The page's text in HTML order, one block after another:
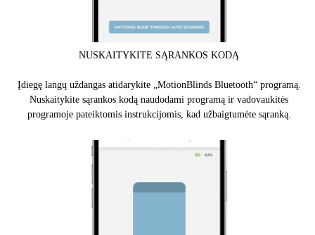
NUSKAITYKITE SĄRANKOS KODĄ
Įdiegę langų uždangas atidarykite „MotionBlinds Bluetooth“ programą.
Nuskaitykite sąrankos kodą naudodami programą ir vadovaukitės
programoje pateiktomis instrukcijomis, kad užbaigtumėte sąranką.